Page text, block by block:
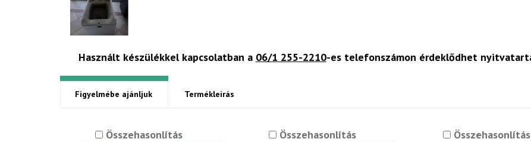
Használt készülékkel kapcsolatban a 06/1 255-2210-es telefonszámon érdeklődhet
Figyelmébe ajánljuk Termékleírás
Összehasonlítás Összehasonlítás Összehasonlítás